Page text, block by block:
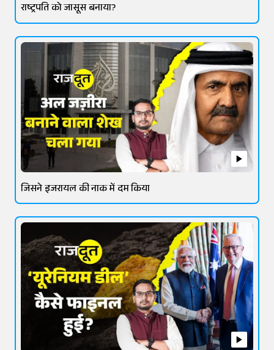
राष्ट्रपति को जासूस बनाया?
जिसने इजरायल की नाक में दम किया